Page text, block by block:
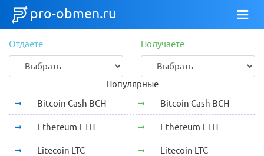
pro-obmen.ru
Отдаете Получаете
Популярные
Bitcoin Cash BCH
Bitcoin Cash BCH
Ethereum ETH Ethereum ETH
Litecoin LTC Litecoin LTC